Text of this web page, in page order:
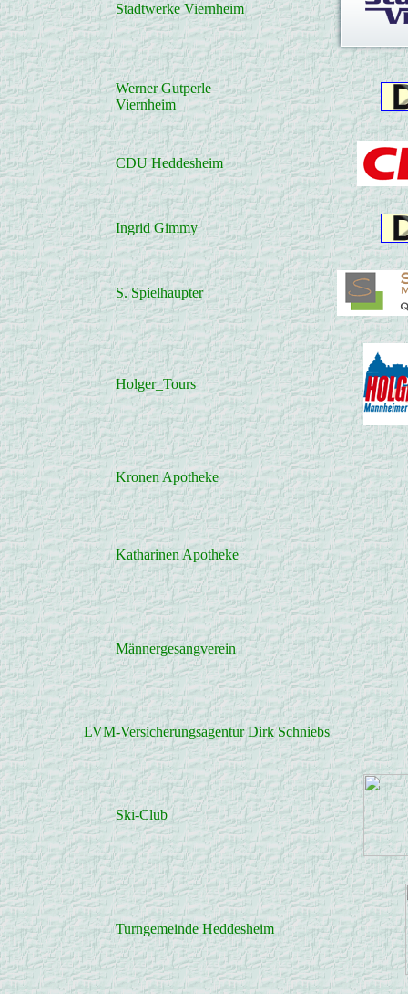
Stadtwerke Viernheim
Werner Gutperle
Viernheim
CDU Heddesheim
Ingrid Gimmy
S. Spielhaupter
Holger_Tours
Kronen Apotheke
Katharinen Apotheke
Männergesangverein
LVM-Versicherungsagentur Dirk Schniebs
Ski-Club
Turngemeinde Heddesheim